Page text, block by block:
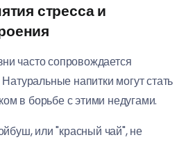
стресса и
часто сопровождается
напитки могут стать
в борьбе с этими недугами.
или "красный чай", не